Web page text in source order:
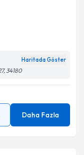
ile
ilişkinAydınlatma
Haritada Göster
34180
Daha Fazla